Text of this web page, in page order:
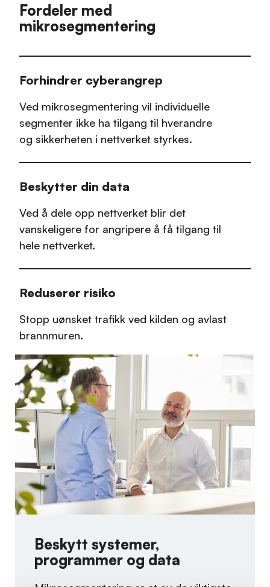
Fordeler med
mikrosegmentering
Forhindrer cyberangrep
Ved mikrosegmentering vil individuelle
segmenter ikke ha tilgang til hverandre
og sikkerheten i nettverket styrkes.
Beskytter din data
Ved å dele opp nettverket blir det
vanskeligere for angripere å få tilgang til
hele nettverket.
Reduserer risiko
Stopp uønsket trafikk ved kilden og avlast
brannmuren.
Beskytt systemer,
programmer og data